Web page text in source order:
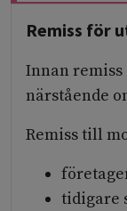
Remiss för
Innan remiss
närstående
Remiss till
tidigare